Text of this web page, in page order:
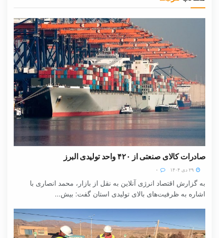
صادرات کالای صنعتی از ۴۲۰ واحد تولیدی البرز
به گزارش اقتصاد انرژی آنلاین به نقل از بازار، محمد انصاری با
اشاره به ظرفیت‌های بالای تولیدی استان گفت: بیش...